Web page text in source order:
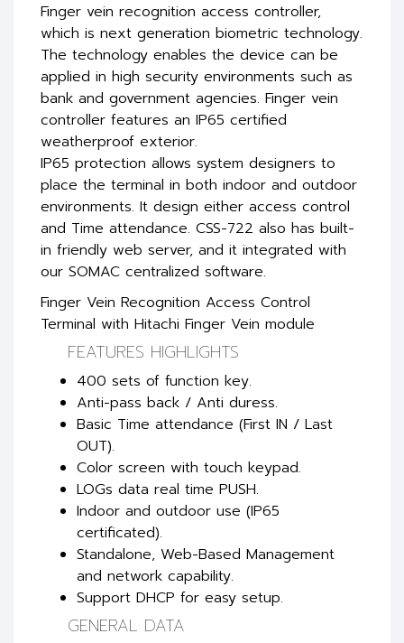
Finger vein recognition access controller,
which is next generation biometric technology.
The technology enables the device can be
applied in high security environments such as
bank and government agencies. Finger vein
controller features an IP65 certified
weatherproof exterior.
IP65 protection allows system designers to
place the terminal in both indoor and outdoor
environments. It design either access control
and Time attendance. CSS-722 also has built-
in friendly web server, and it integrated with
our SOMAC centralized software.
Finger Vein Recognition Access Control
Terminal with Hitachi Finger Vein module
FEATURES HIGHLIGHTS
400 sets of function key.
Anti-pass back / Anti duress.
Basic Time attendance (First IN / Last
OUT).
Color screen with touch keypad.
LOGs data real time PUSH.
Indoor and outdoor use (IP65
certificated).
Standalone, Web-Based Management
and network capability.
Support DHCP for easy setup.
GENERAL DATA